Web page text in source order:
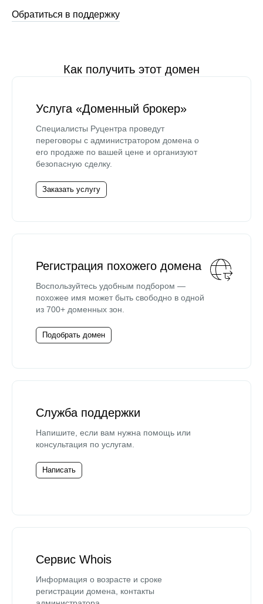
Обратиться в поддержку
Как получить этот домен
Услуга «Доменный брокер»
Специалисты Руцентра проведут
переговоры с администратором домена о
его продаже по вашей цене и организуют
безопасную сделку.
Заказать услугу
Регистрация похожего домена
Воспользуйтесь удобным подбором —
похожее имя может быть свободно в одной
из 700+ доменных зон.
Подобрать домен
Служба поддержки
Напишите, если вам нужна помощь или
консультация по услугам.
Написать
Сервис Whois
Информация о возрасте и сроке
регистрации домена, контакты